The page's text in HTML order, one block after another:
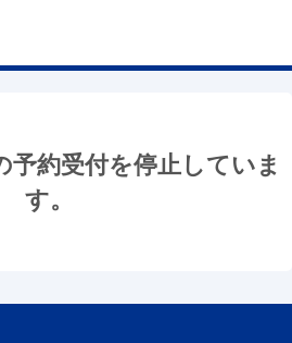
予約受付を停止していま
す。